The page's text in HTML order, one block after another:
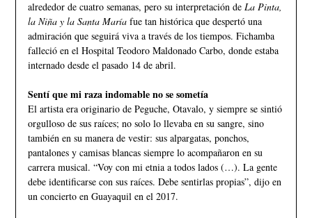
alrededor de cuatro semanas, pero su interpretación de La Pinta,
la Niña y la Santa Maríafue tan histórica que despertó una
admiración que seguirá viva a través de los tiempos. Fichamba
falleció en el Hospital Teodoro Maldonado Carbo, donde estaba
internado desde el pasado 14 de abril.
Sentí que mi raza indomable no se sometía
El artista era originario de Peguche, Otavalo, y siempre se sintió
orgulloso de sus raíces; no solo lo llevaba en su sangre, sino
también en su manera de vestir: sus alpargatas, ponchos,
pantalones y camisas blancas siempre lo acompañaron en su
carrera musical. “Voy con mi etnia a todos lados (…). La gente
debe identificarse con sus raíces. Debe sentirlas propias”, dijo en
un concierto en Guayaquil en el 2017.